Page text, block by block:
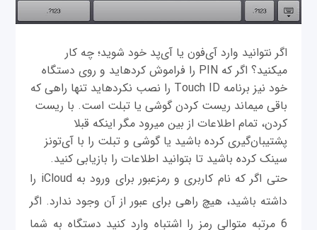
اگر نتوانید وارد آی‌فون یا آی‌پد خود شوید؛ چه کار
می‫کنید؟ اگر که PIN را فراموش کرده‫اید و روی دستگاه
خود نیز برنامه Touch ID را نصب نکرده‫اید تنها راهی که
باقی می‫ماند ریست کردن گوشی یا تبلت است. با ریست
کردن، تمام اطلاعات از بین می‫رود مگر این‫که قبلا
پشتیبان‌گیری کرده باشید یا گوشی و تبلت را با آی‌تونز
سینک کرده باشید تا بتوانید اطلاعات را بازیابی کنید.
حتی اگر که نام کاربری و رمزعبور برای ورود به iCloud را
داشته باشید، هیچ راهی برای عبور از آن وجود ندارد. اگر
6 مرتبه متوالی رمز را اشتباه وارد کنید دستگاه به شما